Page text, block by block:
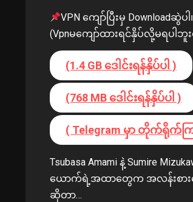
VPN ကျော်ပြီးမှ Downloadဆွဲပါ
(Vpnမကျော်ထားရင်နှိပ်လို့မရပါဘူး
(1.4 GB ဒေါင်းရန်နှိပ်ပါ )
(768 MB ဒေါင်းရန်နှိပ်ပါ )
( Telegram မှာ တိုက်ရိုက်က
Tsubasa Amami နဲ့ Sumire
ယောက်ရဲ့အထာတွေက အလန်းစာ
ဆိုတာ…